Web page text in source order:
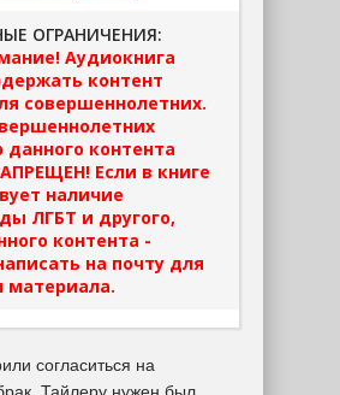
ОГРАНИЧЕНИЯ:
Аудиокнига
контент
совершеннолетних.
данного контента
Если в книге
наличие
ЛГБТ и другого,
контента -
на почту для
материала.
согласиться на